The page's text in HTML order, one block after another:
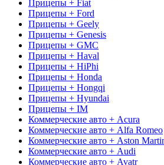
Прицепы + Fiat
Прицепы + Ford
Прицепы + Geely
Прицепы + Genesis
Прицепы + GMC
Прицепы + Haval
Прицепы + HiPhi
Прицепы + Honda
Прицепы + Hongqi
Прицепы + Hyundai
Прицепы + IM
Коммерческие авто + Acura
Коммерческие авто + Alfa Romeo
Коммерческие авто + Aston
Коммерческие авто + Audi
Коммерческие авто + Avatr